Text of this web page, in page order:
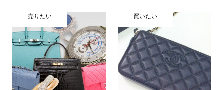
売りたい 買いたい